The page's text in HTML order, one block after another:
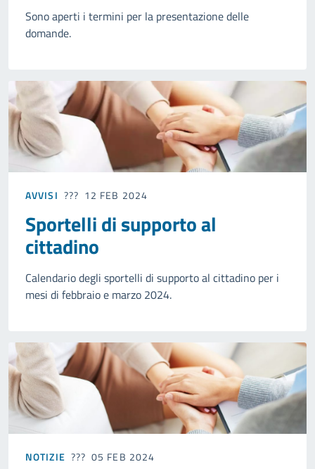
Sono aperti i termini per la presentazione delle
domande.
AVVISI 12 FEB 2024
Sportelli di supporto al
cittadino
Calendario degli sportelli di supporto al cittadino per i
mesi di febbraio e marzo 2024.
NOTIZIE 05 FEB 2024